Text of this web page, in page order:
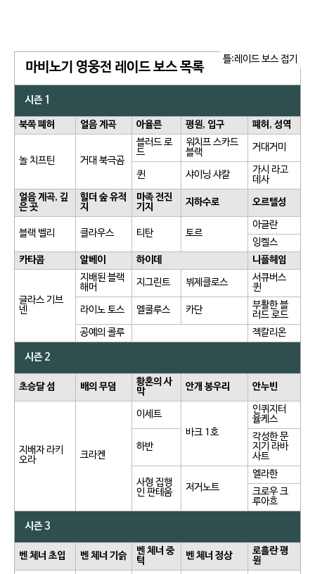
틀:레이드 보스 접기
마비노기 영웅전 레이드 보스 목록
시즌 1
북쪽 폐허 얼음 계곡 아율른 평원, 입구 폐허, 성역
놀 치프틴 거대 북극곰
블러드 로
드
워치프 스카드
블랙
거대거미
퀸 샤이닝 샤칼
가시 라고
데사
얼음 계곡, 깊
은 곳
힐더 숲 유적
지
마족 전진
기지
지하수로 오르텔성
블랙 벨리 클라우스 티탄 토르
아글란
잉켈스
카타콤
알베이 하이데 니플헤임
글라스 기브
넨
지배된 블랙
해머
지그린트 뷔제클로스
서큐버스
퀸
라이노 토스 엘쿨루스 카단
부활한 블
러드 로드
공예의 콜루
젝칼리온
시즌 2
초승달 섬 배의 무덤
황혼의 사
막
안개 봉우리 안누빈
지배자 라키
오라
크라켄
이세트
바크 1호
인퀴지터
율케스
하반
각성한 문
지기 라바
사트
사형 집행
인 판테움
저거노트
엘라한
크로우 크
루아흐
시즌 3
벤 체너 초입 벤 체너 기슭
벤 체너 중
턱
벤 체너 정상
로흘란 평
원